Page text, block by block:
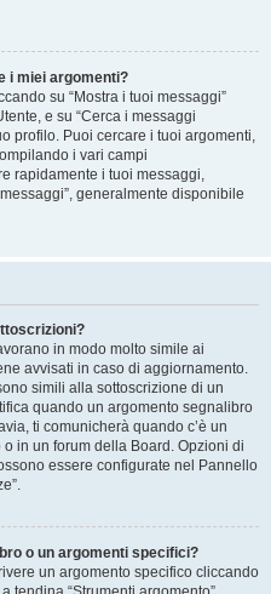
i miei argomenti?
su “Mostra i tuoi messaggi”
e su “Cerca i messaggi
profilo. Puoi cercare i tuoi argomenti,
i vari campi
rapidamente i tuoi messaggi,
generalmente disponibile
in modo molto simile ai
avvisati in caso di aggiornamento.
simili alla sottoscrizione di un
quando un argomento segnalibro
ti comunicherà quando c’è un
in un forum della Board. Opzioni di
essere configurate nel Pannello
o un argomenti specifici?
un argomento specifico cliccando